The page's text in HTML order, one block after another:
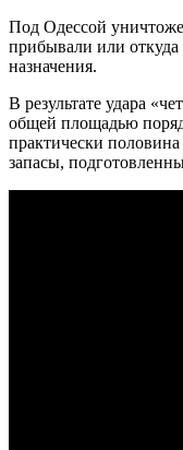
Под Одессой
прибывали или откуда
назначения.
В результате удара
общей площадью
практически
запасы,